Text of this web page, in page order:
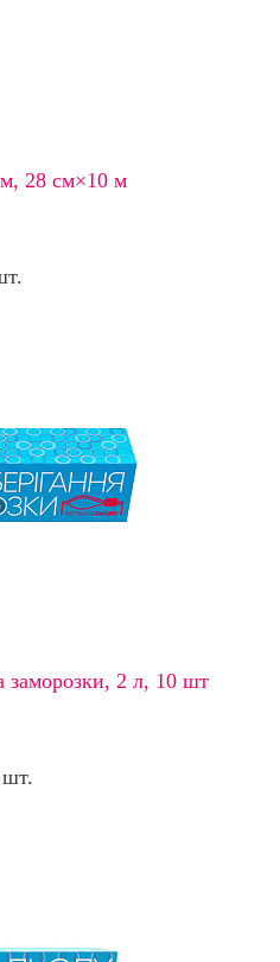
28 см×10 м
заморозки, 2 л, 10 шт
шт.